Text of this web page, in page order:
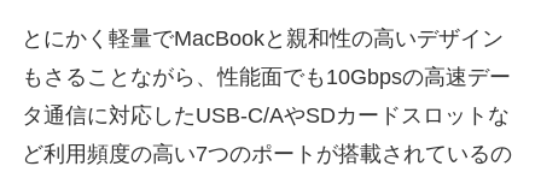
とにかく軽量でMacBookと親和性の高いデザイン
もさることながら、性能面でも10Gbpsの高速デー
タ通信に対応したUSB-C/AやSDカードスロットな
ど利用頻度の高い7つのポートが搭載されているの